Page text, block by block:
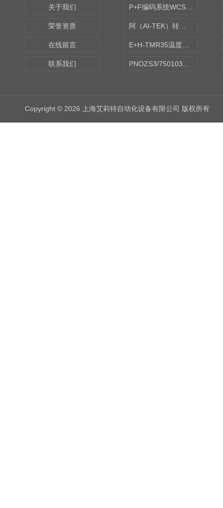
关于我们
荣誉资质
在线留言
联系我们
Copyright © 2026 上海艾莉特自动化设备有限公司 版权所有